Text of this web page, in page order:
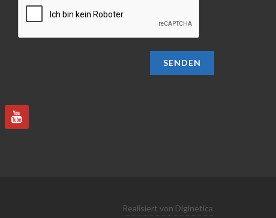
SENDEN
Realisiert von Diginetica